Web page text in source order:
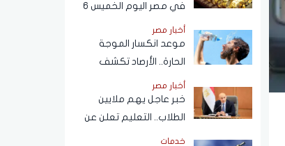
في مصر اليوم الخميس 6
أغسطس 2026
أخبار مصر
موعد انكسار الموجة
الحارة.. الأرصاد تكشف
تفاصيل طقس الأيام المقبلة
أخبار مصر
خبر عاجل يهم ملايين
الطلاب.. التعليم تعلن عن
نظام البكالوريا الجديد
خدمات